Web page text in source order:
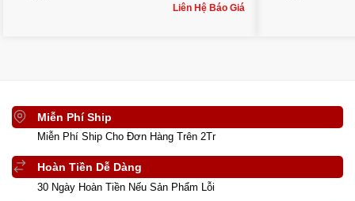
Liên Hệ Báo Giá
Miễn Phí Ship
Miễn Phí Ship Cho Đơn Hàng Trên 2Tr
Hoàn Tiền Dễ Dàng
30 Ngày Hoàn Tiền Nếu Sản Phẩm Lỗi